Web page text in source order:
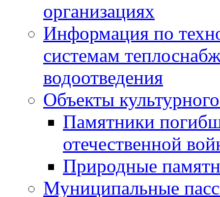
организациях
Информация по
системам
водоотведения
Объекты
Памятники
отечественной
Природные
Муниципальные